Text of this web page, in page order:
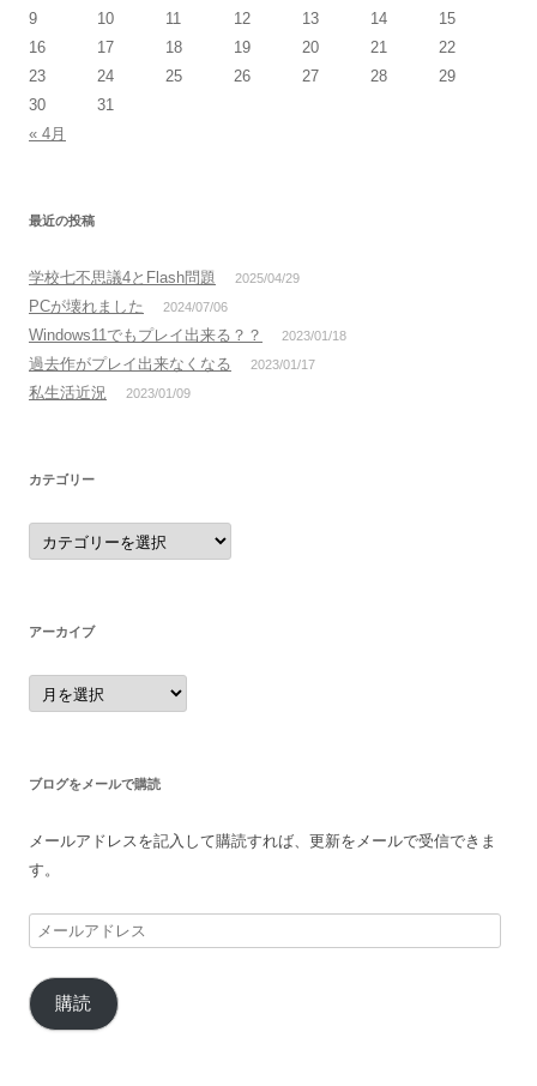
9
10 11 12 13 14
15
16
17 18 19 20 21
22
23
24 25 26 27 28
29
30
31
« 4月
最近の投稿
学校七不思議4とFlash問題 2025/04/29
PCが壊れました 2024/07/06
Windows11でもプレイ出来る？？ 2023/01/18
過去作がプレイ出来なくなる 2023/01/17
私生活近況 2023/01/09
カテゴリー
カ
テ
ゴ
アーカイブ
ア
ー
カ
ブログをメールで購読
メールアドレスを記入して購読すれば、更新をメールで受信できま
す。
メ
ル
ア
購読